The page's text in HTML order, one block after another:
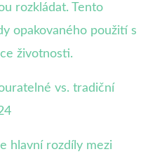
rozkládat. Tento
opakovaného použití s
životnosti.
vs. tradiční
hlavní rozdíly mezi